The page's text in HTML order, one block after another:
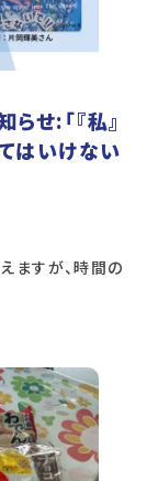
せ:「『私』
はいけない
ますが、時間の